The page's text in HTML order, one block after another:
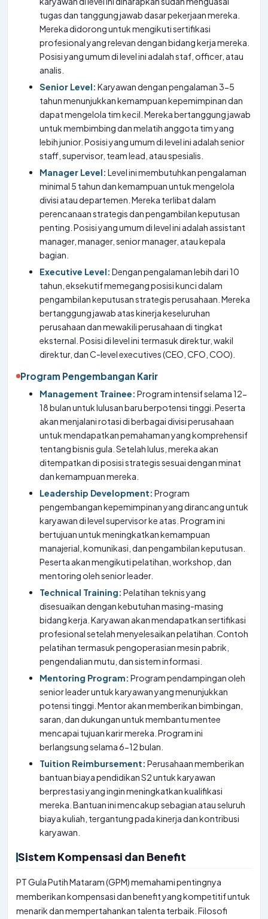
tugas dan tanggung jawab dasar pekerjaan mereka.
Mereka didorong untuk mengikuti sertifikasi
profesional yang relevan dengan bidang kerja mereka.
Posisi yang umum di level ini adalah staf, officer, atau
analis.
Senior Level: Karyawan dengan pengalaman 3-5
tahun menunjukkan kemampuan kepemimpinan dan
dapat mengelola tim kecil. Mereka bertanggung jawab
untuk membimbing dan melatih anggota tim yang
lebih junior. Posisi yang umum di level ini adalah senior
staff, supervisor, team lead, atau spesialis.
Manager Level: Level ini membutuhkan pengalaman
minimal 5 tahun dan kemampuan untuk mengelola
divisi atau departemen. Mereka terlibat dalam
perencanaan strategis dan pengambilan keputusan
penting. Posisi yang umum di level ini adalah assistant
manager, manager, senior manager, atau kepala
bagian.
Executive Level: Dengan pengalaman lebih dari 10
tahun, eksekutif memegang posisi kunci dalam
pengambilan keputusan strategis perusahaan. Mereka
bertanggung jawab atas kinerja keseluruhan
perusahaan dan mewakili perusahaan di tingkat
eksternal. Posisi di level ini termasuk direktur, wakil
direktur, dan C-level executives (CEO, CFO, COO).
Program Pengembangan Karir
Management Trainee: Program intensif selama 12-
18 bulan untuk lulusan baru berpotensi tinggi. Peserta
akan menjalani rotasi di berbagai divisi perusahaan
untuk mendapatkan pemahaman yang komprehensif
tentang bisnis gula. Setelah lulus, mereka akan
ditempatkan di posisi strategis sesuai dengan minat
dan kemampuan mereka.
Leadership Development: Program
pengembangan kepemimpinan yang dirancang untuk
karyawan di level supervisor ke atas. Program ini
bertujuan untuk meningkatkan kemampuan
manajerial, komunikasi, dan pengambilan keputusan.
Peserta akan mengikuti pelatihan, workshop, dan
mentoring oleh senior leader.
Technical Training: Pelatihan teknis yang
disesuaikan dengan kebutuhan masing-masing
bidang kerja. Karyawan akan mendapatkan sertifikasi
profesional setelah menyelesaikan pelatihan. Contoh
pelatihan termasuk pengoperasian mesin pabrik,
pengendalian mutu, dan sistem informasi.
Mentoring Program: Program pendampingan oleh
senior leader untuk karyawan yang menunjukkan
potensi tinggi. Mentor akan memberikan bimbingan,
saran, dan dukungan untuk membantu mentee
mencapai tujuan karir mereka. Program ini
berlangsung selama 6-12 bulan.
Tuition Reimbursement: Perusahaan memberikan
bantuan biaya pendidikan S2 untuk karyawan
berprestasi yang ingin meningkatkan kualifikasi
mereka. Bantuan ini mencakup sebagian atau seluruh
biaya kuliah, tergantung pada kinerja dan kontribusi
karyawan.
Sistem Kompensasi dan Benefit
PT Gula Putih Mataram (GPM) memahami pentingnya
memberikan kompensasi dan benefit yang kompetitif untuk
menarik dan mempertahankan talenta terbaik. Filosofi